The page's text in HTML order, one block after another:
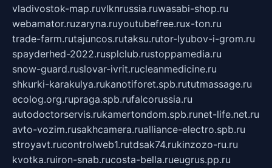
vladivostok-map.ruvlknrussia.ruwasabi-shop.ru
webamator.ruzaryna.ruyoutubefree.rux-ton.ru
trade-farm.rutajuncos.rutaksu.rutor-lyubov-i-grom.ru
spayderhed-2022.rusplclub.rustoppamedia.ru
snow-guard.ruslovar-ivrit.rucleanmedicine.ru
shkurki-karakulya.rukanotiforet.spb.rututmassage.ru
ecolog.org.rupraga.spb.rufalcorussia.ru
autodoctorservis.rukamertondom.spb.runet-life.net.ru
avto-vozim.rusakhcamera.rualliance-electro.spb.ru
stroyavt.rucontrolweb1.rutdsak74.rukinzozo-ru.ru
kvotka.ruiron-snab.rucosta-bella.rueugrus.pp.ru